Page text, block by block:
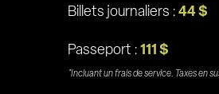
Billets journaliers :44 $
Passeport :111 $
*Incluant un frais de service. Taxes en